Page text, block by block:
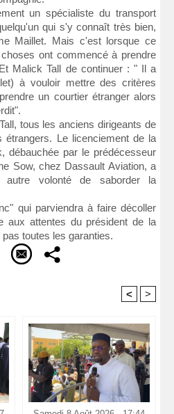
un spécialiste du transport
qui s'y connaît très bien,
Maillet. Mais c'est lorsque ce
ont commencé à prendre
Malick Tall de continuer : " Il a
à vouloir mettre des critères
un courtier étranger alors
tous les anciens dirigeants de
étrangers. Le licenciement de la
débauchée par le prédécesseur
Sow, chez Dassault Aviation, a
volonté de saborder la
qui parviendra à faire décoller
aux attentes du président de la
toutes les garanties.
< >